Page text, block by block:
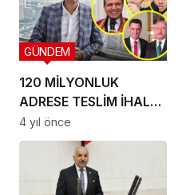
120 MİLYONLUK
ADRESE TESLİM İHALE
PRENSİN İPİNİ ÇEKTİ!
GÜNDEM
4 yıl önce